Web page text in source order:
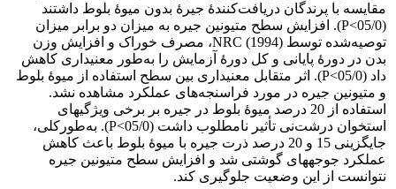
مقایسه با پرندگان دریافت‌کنندۀ جیرۀ بدون میوۀ بلوط داشتند
(05/0>P). افزایش سطح متیونین جیره به میزان دو برابر میزان
توصیه‌شده توسط NRC (1994)، مصرف خوراک و افزایش وزن
بدن در دورۀ پایانی و کل دورۀ آزمایش را به‌طور معنی­داری کاهش
داد (05/0>P). اثر متقابل معنی­داری بین سطح استفاده از میوۀ بلوط
و متیونین جیره در مورد فراسنجه‌های عملکرد مشاهده نشد.
استفاده از 20 درصد میوۀ بلوط در جیره بر برخی ویژگی­های
استخوان درشت‌نی تأثیر نامطلوب داشت (05/0>P). به‌طورکلی،
جایگزینی 15 و 20 درصد ذرت جیره با میوۀ بلوط باعث کاهش
عملکرد جوجه­های گوشتی شد و افزایش سطح متیونین جیره
نتوانست از این وضعیت جلوگیری کند.